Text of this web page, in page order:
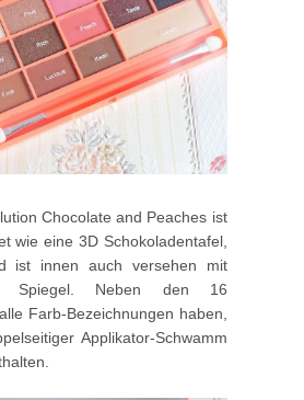
Chocolate and Peaches ist
wie eine 3D Schokoladentafel,
ist innen auch versehen mit
Spiegel. Neben den 16
Farb-Bezeichnungen haben,
Applikator-Schwamm